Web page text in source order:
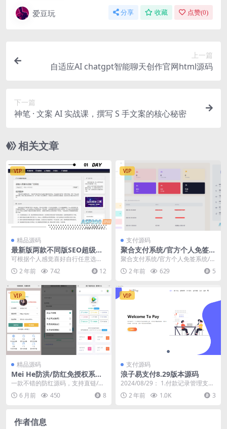
爱豆玩 分享 收藏 点赞(0)
上一篇
自适应AI chatgpt智能聊天创作官网html源码
下一篇
神笔 · 文案 AI 实战课，撰写 S 手文案的核心秘密
相关文章
VIP
精品源码
最新版两款不同版SEO超级外
链工具PHP源码
可根据个人感觉喜好自行任意选择
不同版本使用（版V1或版V2） 请将
zip文件全部...
2 年前 742 12
VIP
支付源码
聚合支付系统/官方个人免签系
统/三方支付系统稳定安全高并
聚合支付系统/官方个人免签系统/三
方支付系统稳定安全高并发 附教程
系统采用Fa...
2 年前 629 5
VIP
精品源码
Mei He防洪/防红免授权系统
源码
一款不错的防红源码，支持直链/跳
转/短链接，使用本系统红了的域名
可在微信和QQ直...
6 月前 450 8
VIP
支付源码
浪子易支付8.29版本源码
2024/08/29： 1.付款记录管理支持
批量操作 2.优化数据清理功能 3....
2 年前 1.0K 3
作者信息